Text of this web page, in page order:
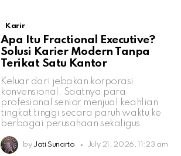
Karir
Apa Itu Fractional Executive?
Solusi Karier Modern Tanpa
Terikat Satu Kantor
Keluar dari jebakan korporasi
konvensional. Saatnya para
profesional senior menjual keahlian
tingkat tinggi secara paruh waktu ke
berbagai perusahaan sekaligus.
by Jati Sunarto July 21, 2026, 11:23 am